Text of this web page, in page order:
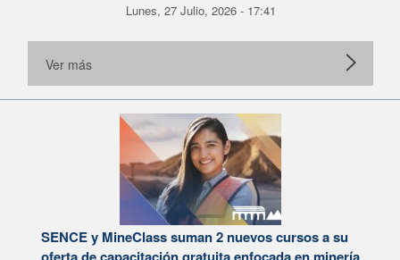
Lunes, 27 Julio, 2026 - 17:41
Ver más
SENCE y MineClass suman 2 nuevos cursos a su